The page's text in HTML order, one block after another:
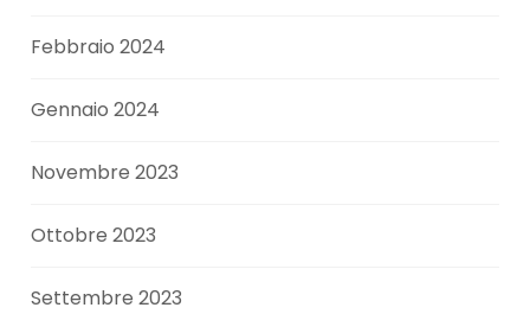
Febbraio 2024
Gennaio 2024
Novembre 2023
Ottobre 2023
Settembre 2023